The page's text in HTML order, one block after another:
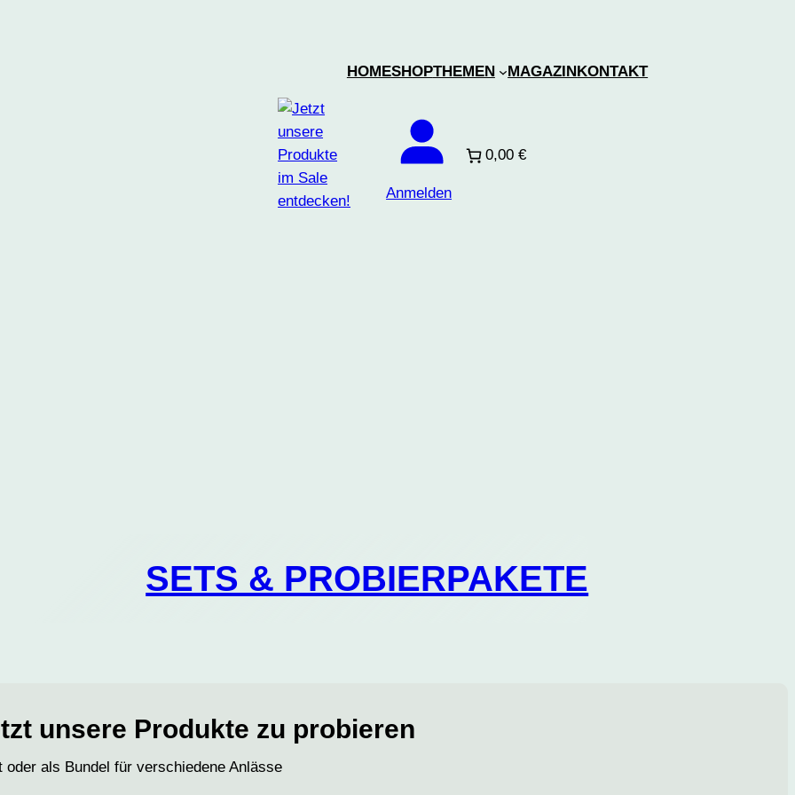
HOMESHOPTHEMEN MAGAZINKONTAKT
Anmelden
0,00 €
SETS & PROBIERPAKETE
unsere Produkte zu probieren
als Bundel für verschiedene Anlässe